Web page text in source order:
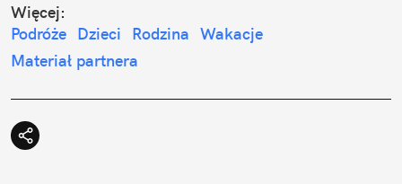
Więcej:
Podróże Dzieci Rodzina Wakacje
Materiał partnera